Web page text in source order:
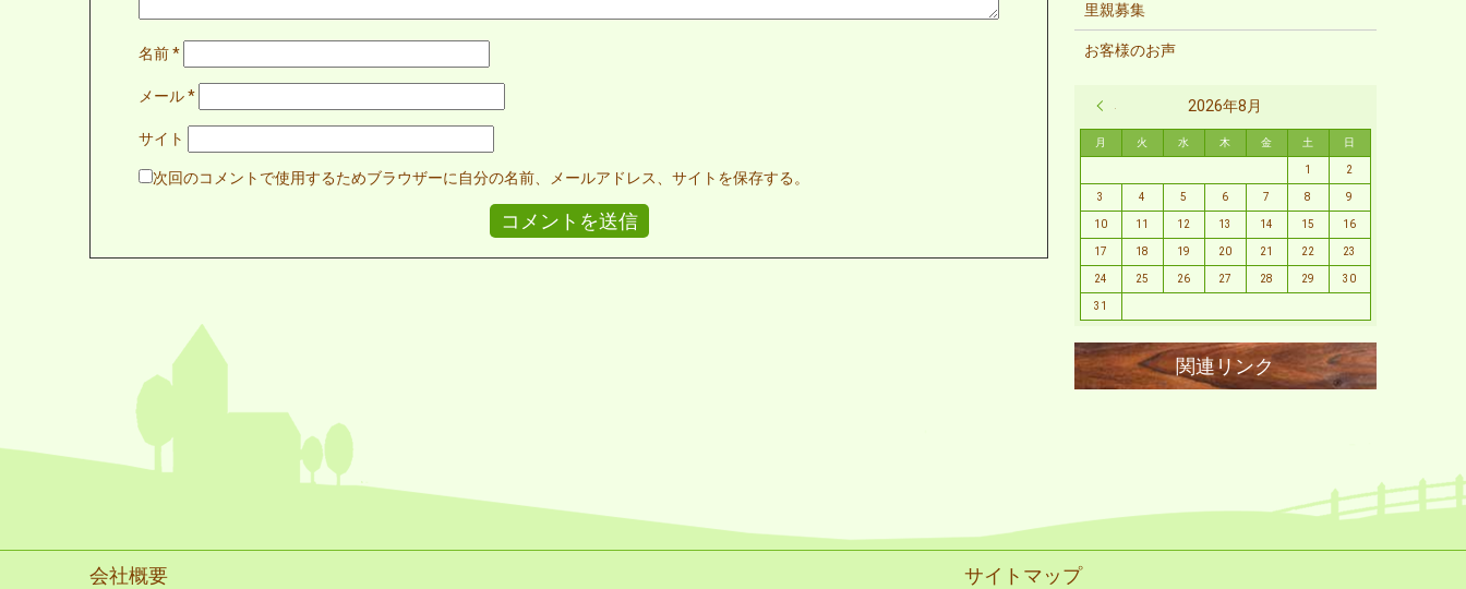
名前*
メール*
サイト
次回のコメントで使用するためブラウザーに自分の名前、メールアドレス、サイトを保存する。
里親募集
お客様のお声
2026年8月
月 火 水 木 金 土 日
1 2
3 4 5 6 7 8 9
10 11 12 13 14 15 16
17 18 19 20 21 22 23
24 25 26 27 28 29 30
31
会社概要 サイトマップ